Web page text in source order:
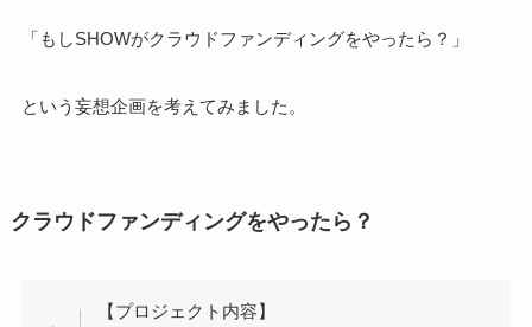
「もしSHOWがクラウドファンディングをやったら？」
という妄想企画を考えてみました。
クラウドファンディングをやったら？
【プロジェクト内容】